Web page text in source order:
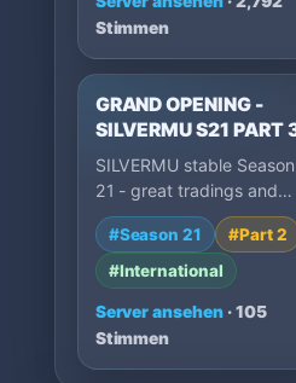
Stimmen
GRAND OPENING -
SILVERMU S21 PART
SILVERMU stable Season
21 - great tradings and
market - daily events and
balanced PvP - Interna…
#Season 21
#Part 2
#International
Server ansehen· 105
Stimmen